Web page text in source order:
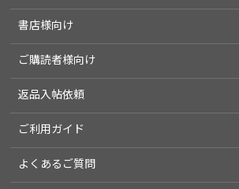
書店様向け
ご購読者様向け
返品入帖依頼
ご利用ガイド
よくあるご質問